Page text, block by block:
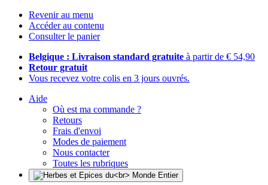
Revenir au menu
Accéder au contenu
Consulter le panier
Belgique : Livraison standard gratuite à partir de € 54,90
Retour gratuit
Vous recevez votre colis en 3 jours ouvrés.
Aide
Où est ma commande ?
Retours
Frais d'envoi
Modes de paiement
Nous contacter
Toutes les rubriques